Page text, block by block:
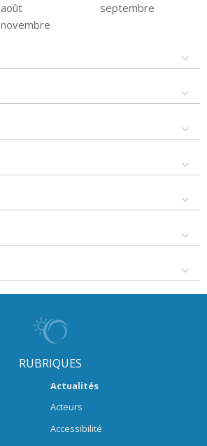
août
septembre
novembre
RUBRIQUES
Actualités
Acteurs
Accessibilité